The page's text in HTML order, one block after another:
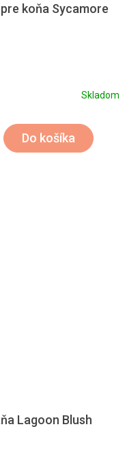
koňa Sycamore
Skladom
Do košíka
Lagoon Blush